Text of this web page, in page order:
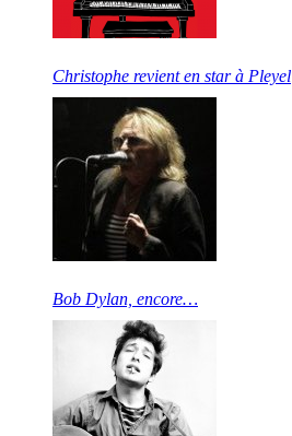
Christophe revient en star à Pleyel
Bob Dylan, encore…